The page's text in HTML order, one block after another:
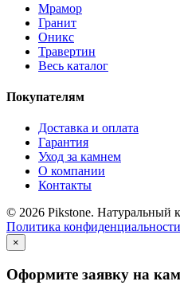
Мрамор
Гранит
Оникс
Травертин
Весь каталог
Покупателям
Доставка и оплата
Гарантия
Уход за камнем
О компании
Контакты
© 2026 Pikstone. Натуральный
Политика конфиденциальности
×
Оформите заявку на